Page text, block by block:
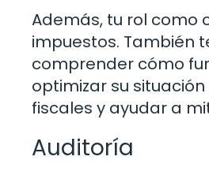
Además, tu rol como
impuestos. También
comprender cómo
optimizar su
fiscales y ayudar a
Auditoría